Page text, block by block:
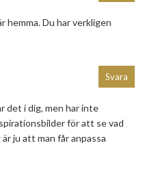
hemma. Du har verkligen
det i dig, men har inte
för att se vad
ju att man får anpassa
Svara